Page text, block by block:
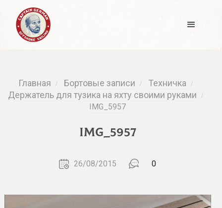
Главная / Бортовые записи / Техничка /
Держатель для тузика на яхту своими руками /
IMG_5957
IMG_5957
26/08/2015 0